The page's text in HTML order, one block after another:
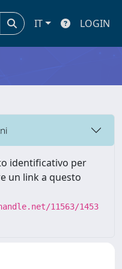
IT LOGIN
identificativo per
un link a questo
11563/1453